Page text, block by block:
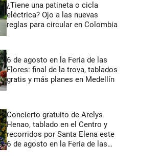
¿Tiene una patineta o cicla
eléctrica? Ojo a las nuevas
reglas para circular en Colombia
6 de agosto en la Feria de las
Flores: final de la trova, tablados
gratis y más planes en Medellín
Concierto gratuito de Arelys
Henao, tablado en el Centro y
recorridos por Santa Elena este
6 de agosto en la Feria de las